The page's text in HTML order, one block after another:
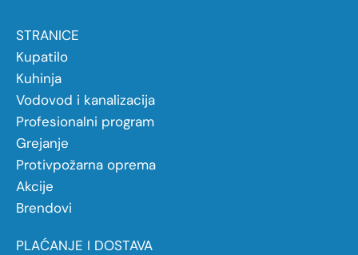
STRANICE
Kupatilo
Kuhinja
Vodovod i kanalizacija
Profesionalni program
Grejanje
Protivpožarna oprema
Akcije
Brendovi
PLAĆANJE I DOSTAVA